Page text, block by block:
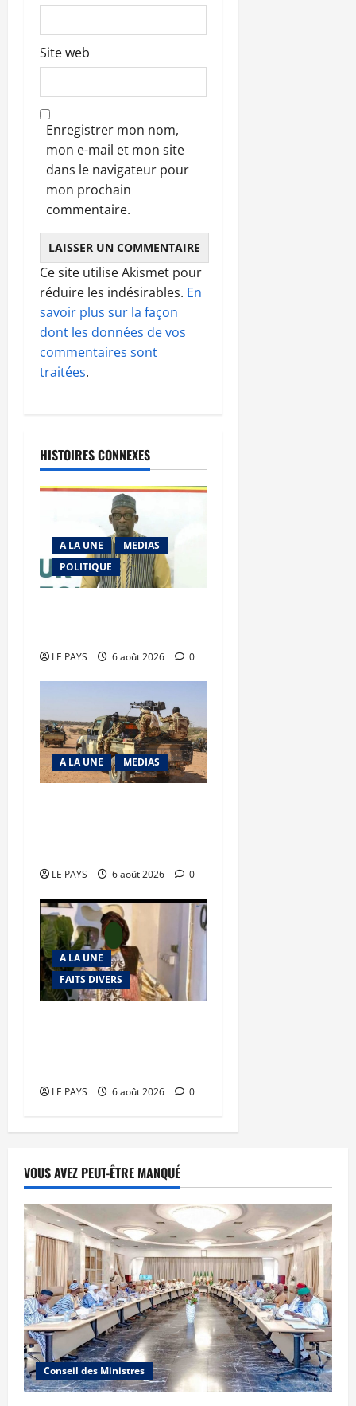
Site web
Enregistrer mon nom,
mon e-mail et mon site
dans le navigateur pour
mon prochain
commentaire.
Ce site utilise Akismet pour
réduire les indésirables. En
savoir plus sur la façon
dont les données de vos
commentaires sont
traitées.
HISTOIRES CONNEXES
A LA UNE
MEDIAS
POLITIQUE
LE PAYS 6 août 2026 0
A LA UNE MEDIAS
LE PAYS 6 août 2026 0
A LA UNE
FAITS DIVERS
LE PAYS 6 août 2026 0
VOUS AVEZ PEUT-ÊTRE MANQUÉ
Conseil des Ministres